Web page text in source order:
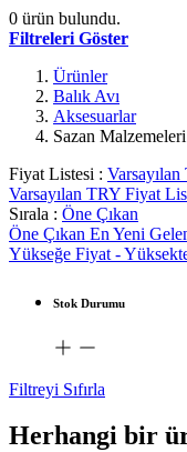
0 ürün bulundu.
Filtreleri Göster
Ürünler
Balık Avı
Aksesuarlar
Sazan Malzemeleri
Fiyat Listesi :
Varsayılan TRY Fiyat
Sırala : Öne Çıkan
Öne Çıkan En Yeni
Yükseğe Fiyat -
Stok Durumu
Filtreyi Sıfırla
Herhangi bir